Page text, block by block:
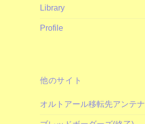
Library
Profile
他のサイト
オルトアール移転先アンテナ